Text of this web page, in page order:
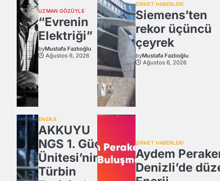
UZMAN GÖZÜYLE
“Evrenin
Elektriği”
byMustafa Fazlıoğlu
Ağustos 6, 2026
ŞİRKET HABERLERİ
Siemens’ten
rekor üçüncü
çeyrek
byMustafa Fazlıoğlu
Ağustos 6, 2026
ENERJİ
AKKUYU
NGS 1. Güç
Ünitesi’nin
Türbin
ŞİRKET HABERLERİ
Aydem
Denizli’de